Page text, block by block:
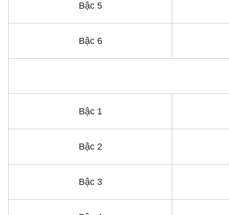
Bậc 5
Bậc 6
Bậc 1
Bậc 2
Bậc 3